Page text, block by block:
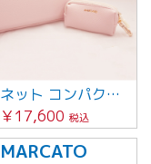
クラリネット コンパクトケース・ミニポーチ付（ピンク）
￥17,600 税込
MARCATO